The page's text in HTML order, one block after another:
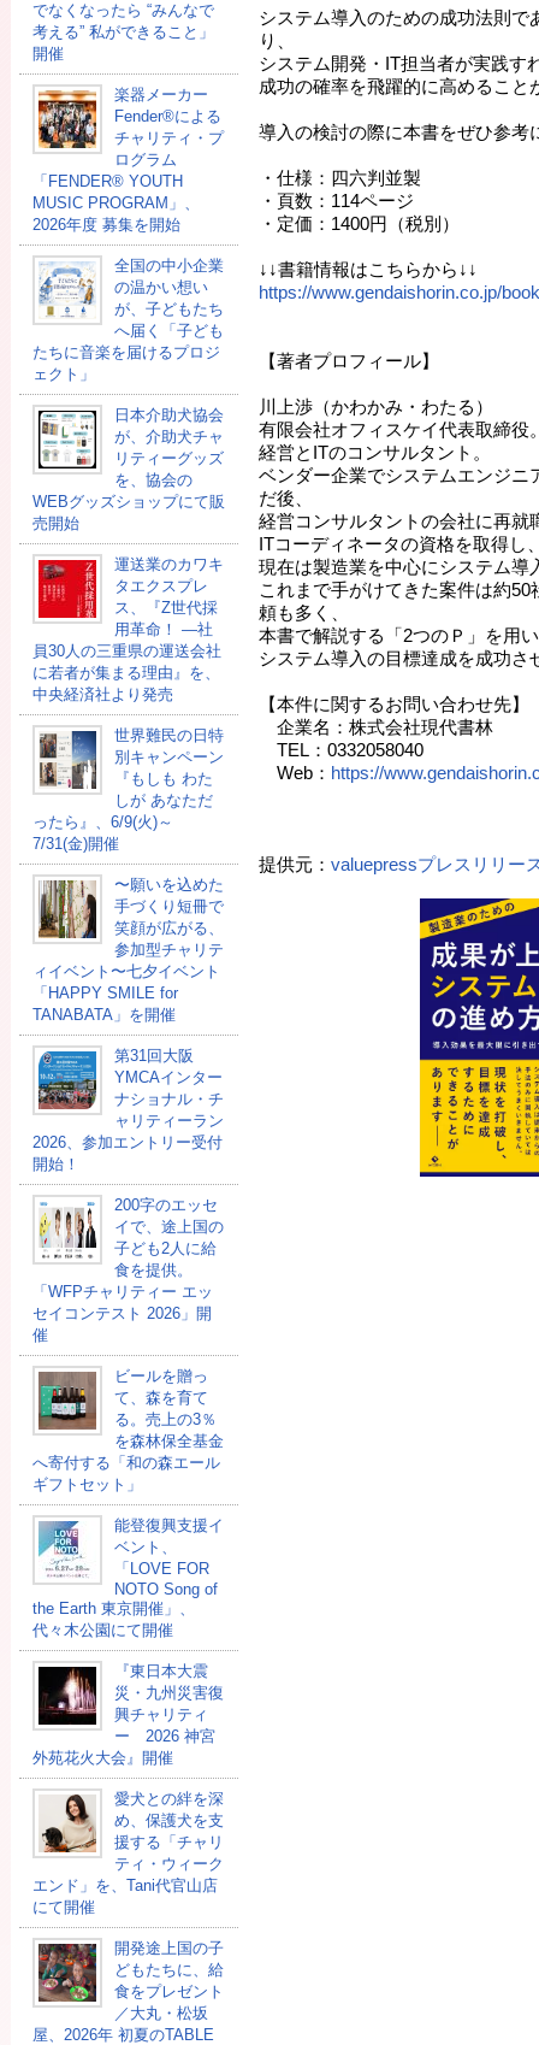
でなくなったら “みんなで
考える” 私ができること」
開催
楽器メーカー
Fender®による
チャリティ・プ
ログラム
「FENDER®︎ YOUTH
MUSIC PROGRAM」、
2026年度 募集を開始
全国の中小企業
の温かい想い
が、子どもたち
へ届く「子ども
たちに音楽を届けるプロジ
ェクト」
日本介助犬協会
が、介助犬チャ
リティーグッズ
を、協会の
WEBグッズショップにて販
売開始
運送業のカワキ
タエクスプレ
ス、『Z世代採
用革命！ ―社
員30人の三重県の運送会社
に若者が集まる理由』を、
中央経済社より発売
世界難民の日特
別キャンペーン
『もしも わた
しが あなただ
ったら』、6/9(火)～
7/31(金)開催
〜願いを込めた
手づくり短冊で
笑顔が広がる、
参加型チャリテ
ィイベント〜七夕イベント
「HAPPY SMILE for
TANABATA」を開催
第31回大阪
YMCAインター
ナショナル・チ
ャリティーラン
2026、参加エントリー受付
開始！
200字のエッセ
イで、途上国の
子ども2人に給
食を提供。
「WFPチャリティー エッ
セイコンテスト 2026」開
催
ビールを贈っ
て、森を育て
る。売上の3％
を森林保全基金
へ寄付する「和の森エール
ギフトセット」
能登復興支援イ
ベント、
「LOVE FOR
NOTO Song of
the Earth 東京開催」、
代々木公園にて開催
『東日本大震
災・九州災害復
興チャリティ
ー 2026 神宮
外苑花火大会』開催
愛犬との絆を深
め、保護犬を支
援する「チャリ
ティ・ウィーク
エンド」を、Tani代官山店
にて開催
開発途上国の⼦
どもたちに、給
⾷をプレゼント
／大丸・松坂
屋、2026年 初夏のTABLE
システム導入のための成功法則で
り、
システム開発・IT担当者が実践す
成功の確率を飛躍的に高めること
導入の検討の際に本書をぜひ参考
・仕様：四六判並製
・頁数：114ページ
・定価：1400円（税別）
↓↓書籍情報はこちらから↓↓
https://www.gendaishorin.co.jp/
【著者プロフィール】
川上渉（かわかみ・わたる）
有限会社オフィスケイ代表取締役
経営とITのコンサルタント。
ベンダー企業でシステムエンジニ
だ後、
経営コンサルタントの会社に再就
ITコーディネータの資格を取得し
現在は製造業を中心にシステム導
これまで手がけてきた案件は約
頼も多く、
本書で解説する「2つのＰ」を用
システム導入の目標達成を成功さ
【本件に関するお問い合わせ先】
企業名：株式会社現代書林
TEL：0332058040
Web： https://
提供元： valuepressプレスリリー